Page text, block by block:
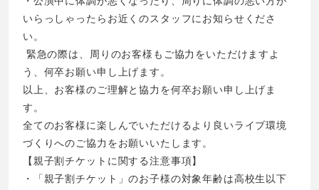
いらっしゃったらお近くのスタッフにお知らせくださ
い。
緊急の際は、周りのお客様もご協力をいただけますよ
う、何卒お願い申し上げます。
以上、お客様のご理解と協力を何卒お願い申し上げま
す。
全てのお客様に楽しんでいただけるより良いライブ環境
づくりへのご協力をお願いいたします。
【親子割チケットに関する注意事項】
・「親子割チケット」のお子様の対象年齢は高校生以下